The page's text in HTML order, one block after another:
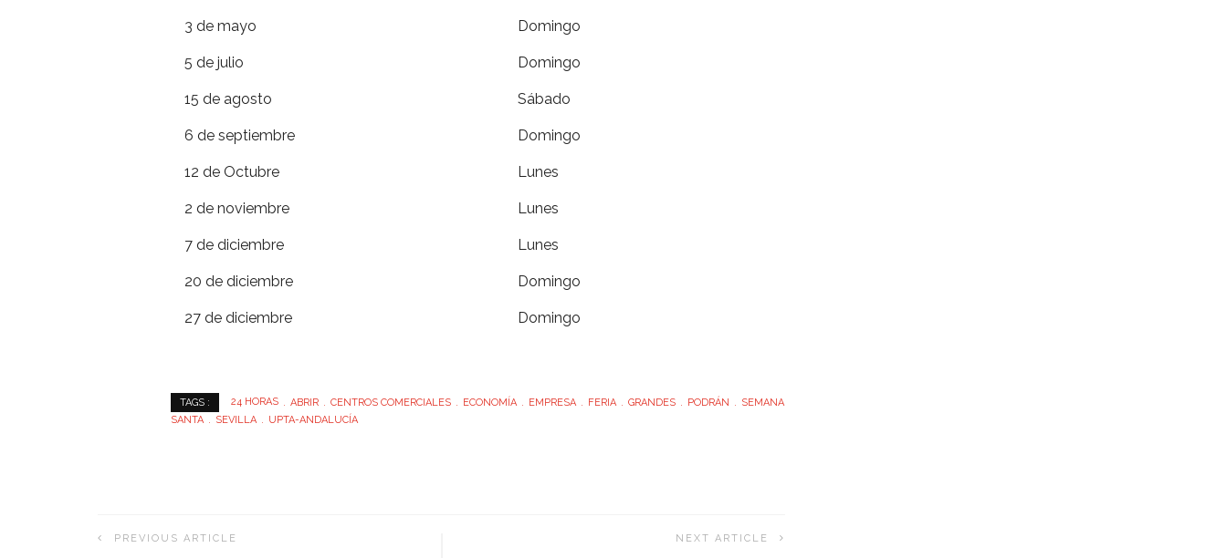
3 de mayo Domingo
5 de julio Domingo
15 de agosto Sábado
6 de septiembre Domingo
12 de Octubre Lunes
2 de noviembre Lunes
7 de diciembre Lunes
20 de diciembre Domingo
27 de diciembre Domingo
TAGS : 24 HORAS ABRIR CENTROS COMERCIALES ECONOMÍA EMPRESA FERIA GRANDES PODRÁN
SEMANA
SANTA
SEVILLA UPTA-ANDALUCÍA
PREVIOUS ARTICLE NEXT ARTICLE